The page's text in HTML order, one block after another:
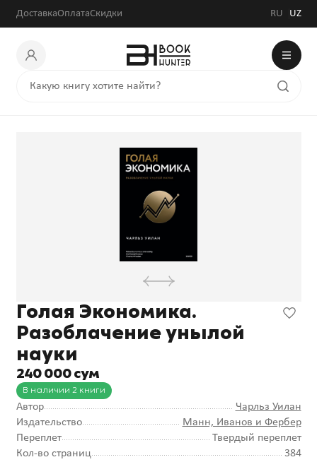
ДоставкаОплатаСкидки RU UZ
Голая Экономика.
Разоблачение унылой
науки
240 000 сум
В наличии 2 книги
Автор
Чарльз Уилан
Издательство
Манн, Иванов и Фербер
Переплет
Твердый переплет
Кол-во страниц
384